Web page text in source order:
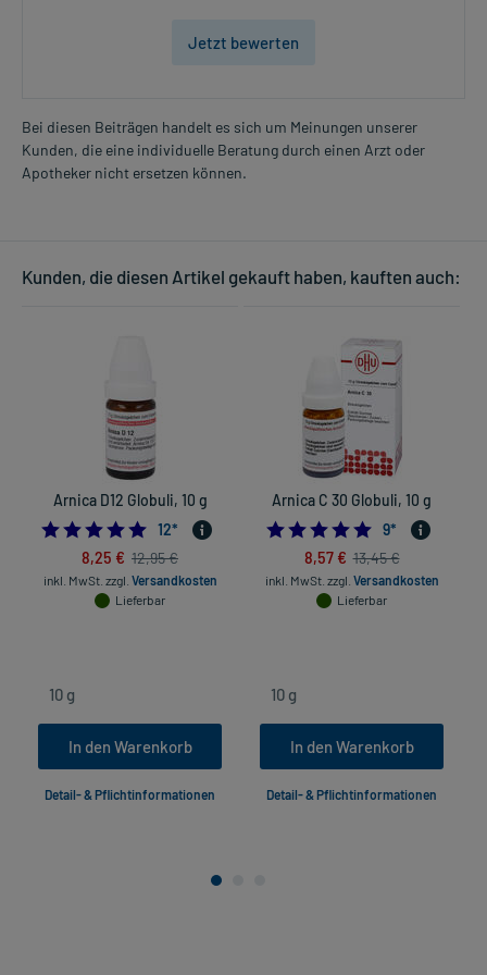
Jetzt bewerten
Bei diesen Beiträgen handelt es sich um Meinungen unserer
Kunden, die eine individuelle Beratung durch einen Arzt oder
Apotheker nicht ersetzen können.
Kunden, die diesen Artikel gekauft haben, kauften auch:
Arnica D12 Globuli, 10 g
5.0
12*
8,25 € 12,95 €
inkl. MwSt. zzgl. Versandkosten
Lieferbar
In den Warenkorb
Detail- & Pflichtinformationen
Arnica C 30 Globuli, 10 g
9*
8,57 € 13,45 €
inkl. MwSt. zzgl. Versandkosten
Lieferbar
In den Warenkorb
Detail- & Pflichtinformationen